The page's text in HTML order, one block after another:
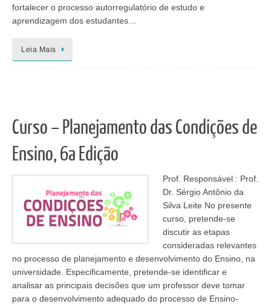
fortalecer o processo autorregulatório de estudo e
aprendizagem dos estudantes…
Leia Mais
Curso – Planejamento das Condições de
Ensino, 6a Edição
Prof. Responsável : Prof.
Dr. Sérgio Antônio da
Silva Leite No presente
curso, pretende-se
discutir as etapas
consideradas relevantes
no processo de planejamento e desenvolvimento do Ensino, na
universidade. Especificamente, pretende-se identificar e
analisar as principais decisões que um professor deve tomar
para o desenvolvimento adequado do processo de Ensino-